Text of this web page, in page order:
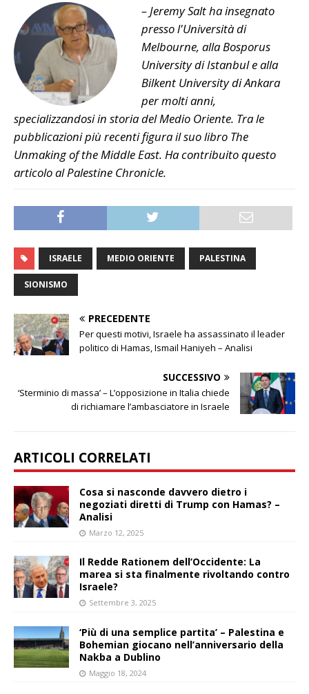
– Jeremy Salt ha insegnato
presso l'Università di
Melbourne, alla Bosporus
University di Istanbul e alla
Bilkent University di Ankara
per molti anni,
specializzandosi in storia del Medio Oriente. Tra le
pubblicazioni più recenti figura il suo libro The
Unmaking of the Middle East. Ha contribuito questo
articolo al Palestine Chronicle.
ISRAELE MEDIO ORIENTE PALESTINA
SIONISMO
PRECEDENTE
Per questi motivi, Israele ha assassinato il leader
politico di Hamas, Ismail Haniyeh – Analisi
SUCCESSIVO
‘Sterminio di massa’ – L’opposizione in Italia chiede
di richiamare l’ambasciatore in Israele
ARTICOLI CORRELATI
Cosa si nasconde davvero dietro i
negoziati diretti di Trump con Hamas? –
Analisi
Marzo 12, 2025
Il Redde Rationem dell’Occidente: La
marea si sta finalmente rivoltando contro
Israele?
Settembre 3, 2025
‘Più di una semplice partita’ – Palestina e
Bohemian giocano nell’anniversario della
Nakba a Dublino
Maggio 18, 2024